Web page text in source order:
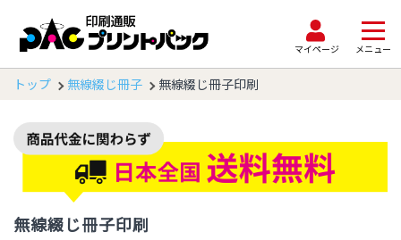
マイページ メニュー
トップ 無線綴じ冊子 無線綴じ冊子印刷
無線綴じ冊子印刷